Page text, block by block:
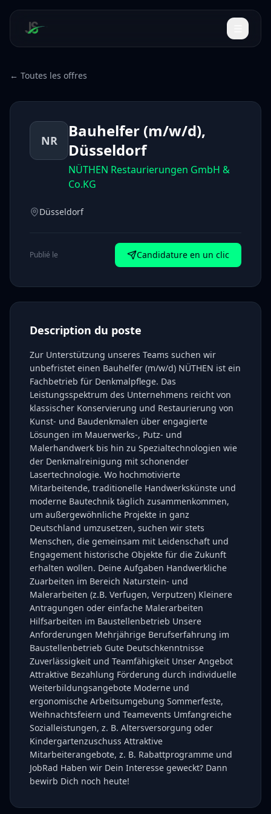
← Toutes les offres
NR
Bauhelfer (m/w/d),
Düsseldorf
NÜTHEN Restaurierungen GmbH &
Co.KG
Düsseldorf
Publié le Candidature en un clic
Description du poste
Zur Unterstützung unseres Teams suchen wir
unbefristet einen Bauhelfer (m/w/d) NÜTHEN ist ein
Fachbetrieb für Denkmalpflege. Das
Leistungsspektrum des Unternehmens reicht von
klassischer Konservierung und Restaurierung von
Kunst- und Baudenkmalen über engagierte
Lösungen im Mauerwerks-, Putz- und
Malerhandwerk bis hin zu Spezialtechnologien wie
der Denkmalreinigung mit schonender
Lasertechnologie. Wo hochmotivierte
Mitarbeitende, traditionelle Handwerkskünste und
moderne Bautechnik täglich zusammenkommen,
um außergewöhnliche Projekte in ganz
Deutschland umzusetzen, suchen wir stets
Menschen, die gemeinsam mit Leidenschaft und
Engagement historische Objekte für die Zukunft
erhalten wollen. Deine Aufgaben Handwerkliche
Zuarbeiten im Bereich Naturstein- und
Malerarbeiten (z.B. Verfugen, Verputzen) Kleinere
Antragungen oder einfache Malerarbeiten
Hilfsarbeiten im Baustellenbetrieb Unsere
Anforderungen Mehrjährige Berufserfahrung im
Baustellenbetrieb Gute Deutschkenntnisse
Zuverlässigkeit und Teamfähigkeit Unser Angebot
Attraktive Bezahlung Förderung durch individuelle
Weiterbildungsangebote Moderne und
ergonomische Arbeitsumgebung Sommerfeste,
Weihnachts­feiern und Teamevents Umfangreiche
Sozialleistungen, z. B. Altersversorgung oder
Kindergartenzuschuss Attraktive
Mitarbeiterangebote, z. B. Rabattprogramme und
JobRad Haben wir Dein Interesse geweckt? Dann
bewirb Dich noch heute!